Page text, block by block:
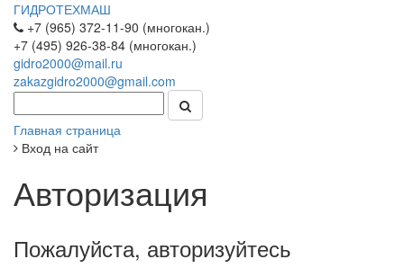
ГИДРОТЕХМАШ
+7 (965) 372-11-90 (многокан.)
+7 (495) 926-38-84 (многокан.)
gidro2000@mail.ru
zakazgidro2000@gmail.com
Главная страница
Вход на сайт
Авторизация
Пожалуйста, авторизуйтесь